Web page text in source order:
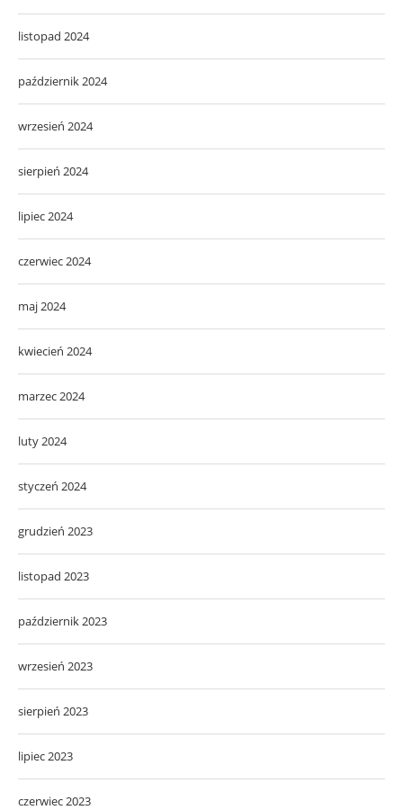
listopad 2024
październik 2024
wrzesień 2024
sierpień 2024
lipiec 2024
czerwiec 2024
maj 2024
kwiecień 2024
marzec 2024
luty 2024
styczeń 2024
grudzień 2023
listopad 2023
październik 2023
wrzesień 2023
sierpień 2023
lipiec 2023
czerwiec 2023